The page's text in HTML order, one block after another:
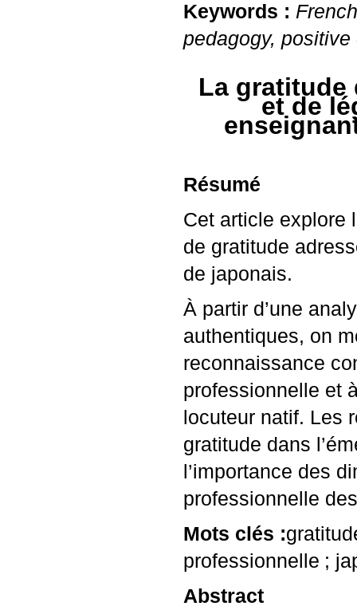
Keywords :
pedagogy,
La gratitude
et de
Résumé
Cet article explore
de gratitude
de japonais.
À partir d’une
authentiques, on
reconnaissance
professionnelle et
locuteur natif. Les
gratitude dans
l’importance des
professionnelle
Mots clés :
professionnelle ;
Abstract